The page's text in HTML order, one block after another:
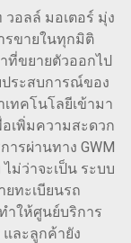
วอลล์ มอเตอร์ มุ่ง
รขายในทุกมิติ
ที่ขยายตัวออกไป
ประสบการณ์ของ
เทคโนโลยีเข้ามา
เพิ่มความสะดวก
รผ่านทาง GWM
ม่ว่าจะเป็น ระบบ
ยทะเบียนรถ
ทำให้ศูนย์บริการ
ละลูกค้ายัง